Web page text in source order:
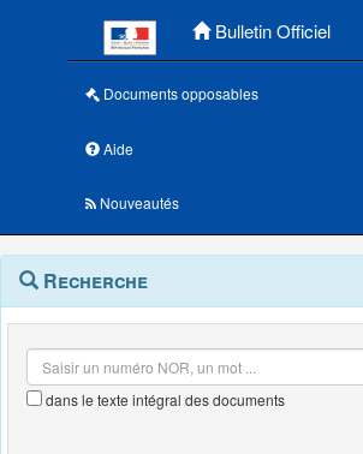
Bulletin Officiel
Documents opposables
Aide
Nouveautés
Navigation
outils
Menu
contextuel
Recherche
dans le texte intégral des documents